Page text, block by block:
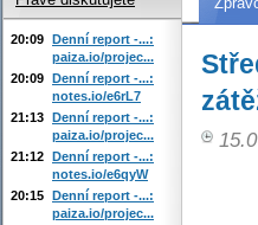
20:09 Denní report -...:
paiza.io/projec...
20:09 Denní report -...:
notes.io/e6rL7
21:13 Denní report -...:
paiza.io/projec...
21:12 Denní report -...:
notes.io/e6qyW
20:15 Denní report -...:
paiza.io/projec...